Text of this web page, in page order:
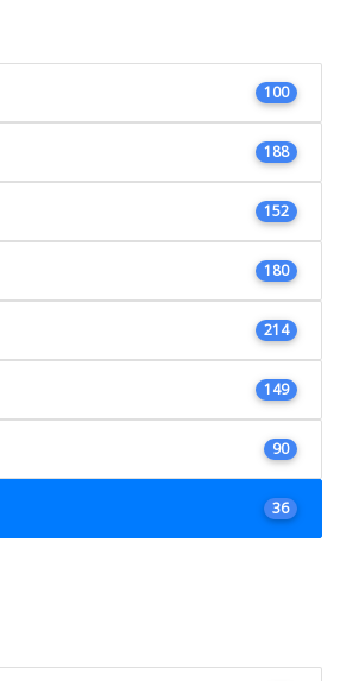
100
188
152
180
214
149
90
36